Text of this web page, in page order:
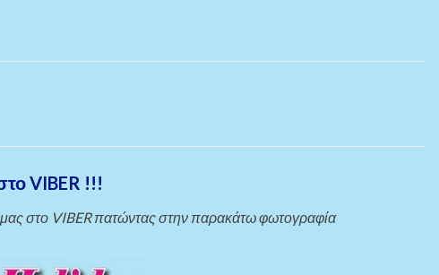
VIBER !!!
στο VIBER πατώντας στην παρακάτω φωτογραφία